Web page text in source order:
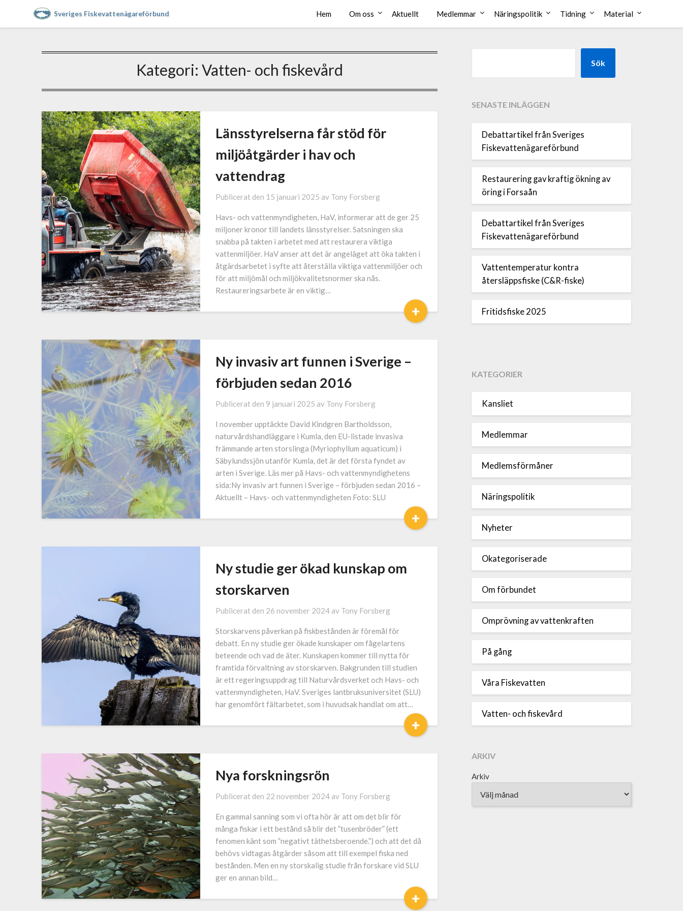
Sveriges Fiskevattenägareförbund Hem Om oss Aktuellt Medlemmar Näringspolitik Tidning Material
Kategori: Vatten- och fiskevård
Länsstyrelserna får stöd för
miljöåtgärder i hav och
vattendrag
Publicerat den 15 januari 2025 av Tony Forsberg
Havs- och vattenmyndigheten, HaV, informerar att de ger 25
miljoner kronor till landets länsstyrelser. Satsningen ska
snabba på takten i arbetet med att restaurera viktiga
vattenmiljöer. HaV anser att det är angeläget att öka takten i
åtgärdsarbetet i syfte att återställa viktiga vattenmiljöer och
för att miljömål och miljökvalitetsnormer ska nås.
Restaureringsarbete är en viktig…
+
Ny invasiv art funnen i Sverige –
förbjuden sedan 2016
Publicerat den 9 januari 2025 av Tony Forsberg
I november upptäckte David Kindgren Bartholdsson,
naturvårdshandläggare i Kumla, den EU-listade invasiva
främmande arten storslinga (Myriophyllum aquaticum) i
Säbylundssjön utanför Kumla, det är det första fyndet av
arten i Sverige. Läs mer på Havs- och vattenmyndighetens
sida:Ny invasiv art funnen i Sverige – förbjuden sedan 2016 –
Aktuellt – Havs- och vattenmyndigheten Foto: SLU
+
Ny studie ger ökad kunskap om
storskarven
Publicerat den 26 november 2024av Tony Forsberg
Storskarvens påverkan på fiskbestånden är föremål för
debatt. En ny studie ger ökade kunskaper om fågelartens
beteende och vad de äter. Kunskapen kommer till nytta för
framtida förvaltning av storskarven. Bakgrunden till studien
är ett regeringsuppdrag till Naturvårdsverket och Havs- och
vattenmyndigheten, HaV. Sveriges lantbruksuniversitet (SLU)
har genomfört fältarbetet, som i huvudsak handlat om att…
+
Nya forskningsrön
Publicerat den 22 november 2024av Tony Forsberg
En gammal sanning som vi ofta hör är att om det blir för
många fiskar i ett bestånd så blir det ”tusenbröder” (ett
fenomen känt som ”negativt täthetsberoende.”) och att det då
behövs vidtagas åtgärder såsom att till exempel fiska ned
bestånden. Men en ny storskalig studie från forskare vid SLU
ger en annan bild…
+
Sök
SENASTE INLÄGGEN
Debattartikel från Sveriges
Fiskevattenägareförbund
Restaurering gav kraftig ökning av
öring i Forsaån
Debattartikel från Sveriges
Fiskevattenägareförbund
Vattentemperatur kontra
återsläppsfiske (C&R-fiske)
Fritidsfiske 2025
KATEGORIER
Kansliet
Medlemmar
Medlemsförmåner
Näringspolitik
Nyheter
Okategoriserade
Om förbundet
Omprövning av vattenkraften
På gång
Våra Fiskevatten
Vatten- och fiskevård
ARKIV
Arkiv